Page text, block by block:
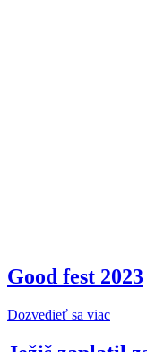
Good fest 2023
Dozvedieť sa viac